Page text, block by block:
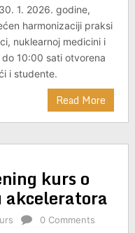
1. 2026. godine,
harmonizaciji praksi
nuklearnoj medicini i
10:00 sati otvorena
i studente.
Read More
kurs o
0 Comments